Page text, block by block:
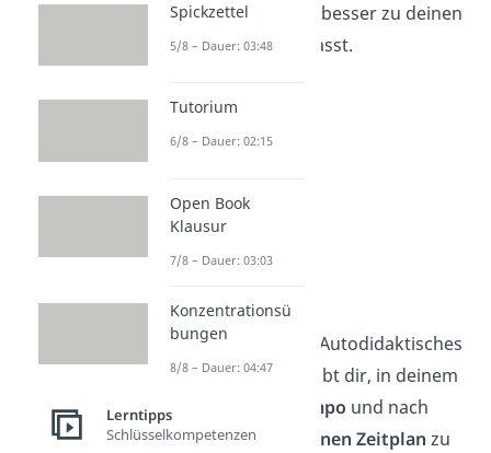
eine Universität besser zu deinen
Bedürfnissen
passt.
Flexibilität:
Autodidaktisches
Lernen erlaubt dir, in deinem
eigenen Tempo und nach
deinem
eigenen Zeitplan zu
Spickzettel
5/8 – Dauer: 03:48
Tutorium
6/8 – Dauer: 02:15
Open Book
Klausur
7/8 – Dauer: 03:03
Konzentrationsü
bungen
8/8 – Dauer: 04:47
Lerntipps
Schlüsselkompetenzen